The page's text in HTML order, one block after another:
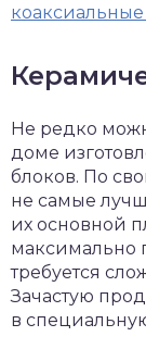
Не редко
доме
блоков. По
не самые
их основной
максимально
требуется
Зачастую
в